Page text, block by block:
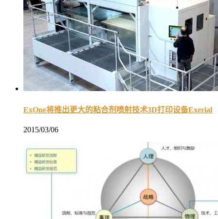
ExOne将推出更大的粘合剂喷射技术3D打印设备Exerial
2015/03/06